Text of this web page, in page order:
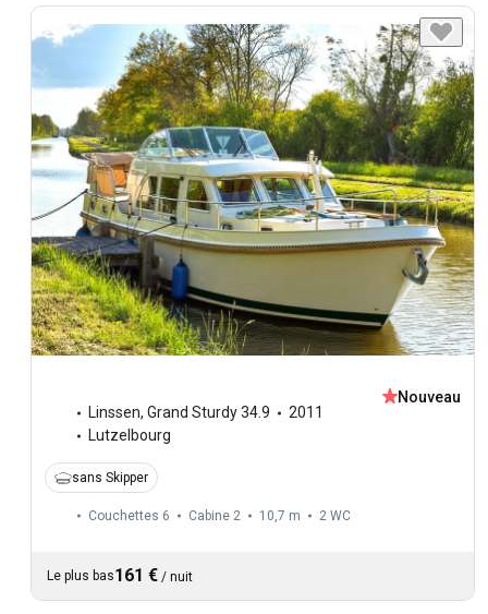
Linssen, Grand Sturdy 34.9
2011
Lutzelbourg
Nouveau
sans Skipper
Couchettes 6 Cabine 2 10,7 m 2 WC
Le plus bas161 € / nuit